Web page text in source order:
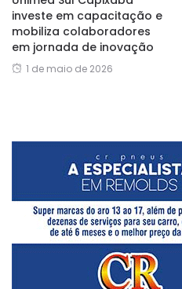
investe em capacitação e
mobiliza colaboradores
em jornada de inovação
1 de maio de 2026